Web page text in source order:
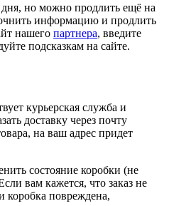
но можно продлить ещё на
информацию и продлить
нашего партнера, введите
подсказкам на сайте.
курьерская служба и
доставку через почту
на ваш адрес придет
состояние коробки (не
вам кажется, что заказ не
коробка повреждена,